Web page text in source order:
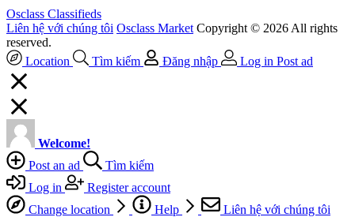
Osclass Classifieds
Liên hệ với chúng tôi Osclass Market Copyright © 2026 All rights
reserved.
Location
Tìm kiếm Đăng nhập Log in Post ad
Welcome!
Post an ad
Tìm kiếm
Log in
Register account
Change location
Help
Liên hệ với chúng tôi